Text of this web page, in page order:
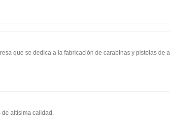
que se dedica a la fabricación de carabinas y pistolas de
de altísima calidad.